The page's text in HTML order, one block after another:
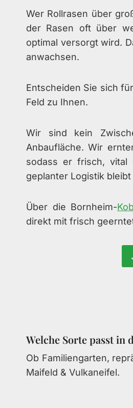
Wer Rollrasen über
der Rasen oft über
optimal versorgt wird.
anwachsen.
Entscheiden Sie sich
Feld zu Ihnen.
Wir sind kein
Anbaufläche. Wir
sodass er frisch, vital
geplanter Logistik
Über die Bornheim-
direkt mit frisch
Welche Sorte passt in
Ob Familiengarten,
Maifeld & Vulkaneifel.